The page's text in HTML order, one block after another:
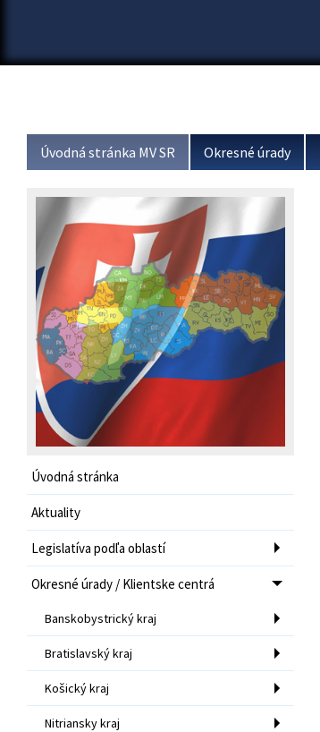
Úvodná stránka MV SR Okresné úrady
Úvodná stránka
Aktuality
Legislatíva podľa oblastí
Okresné úrady / Klientske centrá
Banskobystrický kraj
Bratislavský kraj
Košický kraj
Nitriansky kraj